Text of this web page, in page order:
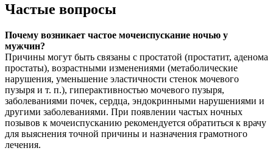
Частые вопросы
Почему возникает частое мочеиспускание ночью у
мужчин?
Причины могут быть связаны с простатой (простатит, аденома
простаты), возрастными изменениями (метаболические
нарушения, уменьшение эластичности стенок мочевого
пузыря и т. п.), гиперактивностью мочевого пузыря,
заболеваниями почек, сердца, эндокринными нарушениями и
другими заболеваниями. При появлении частых ночных
позывов к мочеиспусканию рекомендуется обратиться к врачу
для выяснения точной причины и назначения грамотного
лечения.